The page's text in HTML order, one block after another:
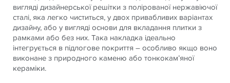
вигляді дизайнерської решітки з полірованої нержавіючої
сталі, яка легко чиститься, у двох привабливих варіантах
дизайну, або у вигляді основи для вкладання плитки з
рамками або без них. Така накладка ідеально
інтегрується в підлогове покриття – особливо якщо воно
виконане з природного каменю або тонкокам’яної
кераміки.